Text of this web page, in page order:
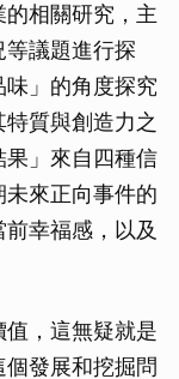
相關研究，主
議題進行探
」的角度探究
質與創造力之
」來自四種信
來正向事件的
幸福感，以及
，這無疑就是
發展和挖掘問